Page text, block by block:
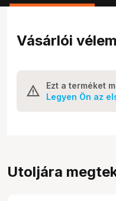
Vásárlói
Ezt a terméket
Legyen Ön az
Utoljára